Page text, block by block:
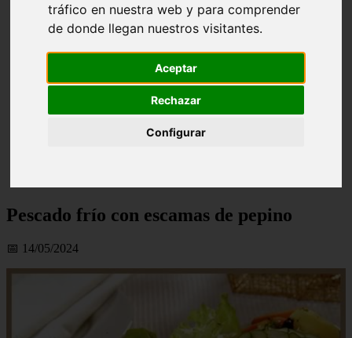
tráfico en nuestra web y para comprender
de donde llegan nuestros visitantes.
Aceptar
Rechazar
Configurar
Pescado frío con escamas de pepino
📅 14/05/2024